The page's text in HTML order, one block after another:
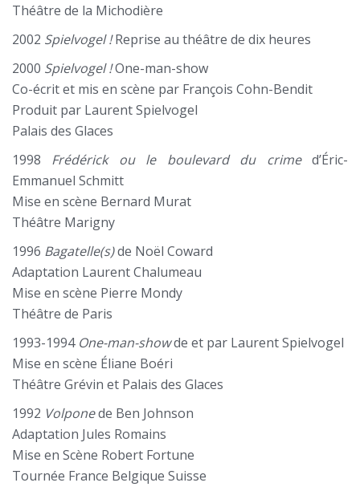
Théâtre de la Michodière
2002 Spielvogel !Reprise au théâtre de dix heures
2000 Spielvogel !One-man-show
Co-écrit et mis en scène par François Cohn-Bendit
Produit par Laurent Spielvogel
Palais des Glaces
1998 Frédérick ou le boulevard du crimed’Éric-
Emmanuel Schmitt
Mise en scène Bernard Murat
Théâtre Marigny
1996 Bagatelle(s)de Noël Coward
Adaptation Laurent Chalumeau
Mise en scène Pierre Mondy
Théâtre de Paris
1993-1994 One-man-showde et par Laurent Spielvogel
Mise en scène Éliane Boéri
Théâtre Grévin et Palais des Glaces
1992 Volponede Ben Johnson
Adaptation Jules Romains
Mise en Scène Robert Fortune
Tournée France Belgique Suisse